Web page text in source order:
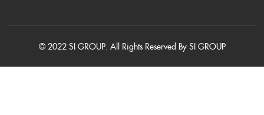
© 2022 SI GROUP. All Rights Reserved By SI GROUP